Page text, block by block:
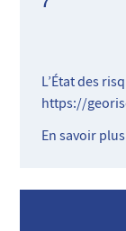
L’État des
https://
En savoir plus